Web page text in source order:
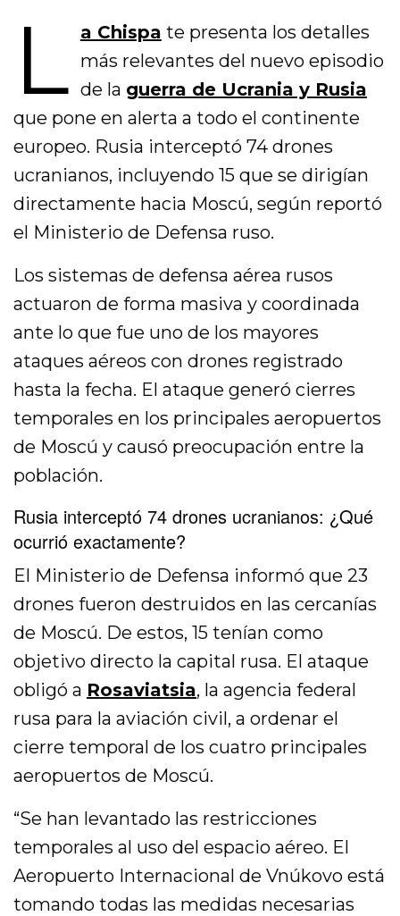
L a Chispa te presenta los detalles
más relevantes del nuevo episodio
de la guerra de Ucrania y Rusia
que pone en alerta a todo el continente
europeo. Rusia interceptó 74 drones
ucranianos, incluyendo 15 que se dirigían
directamente hacia Moscú, según reportó
el Ministerio de Defensa ruso.
Los sistemas de defensa aérea rusos
actuaron de forma masiva y coordinada
ante lo que fue uno de los mayores
ataques aéreos con drones registrado
hasta la fecha. El ataque generó cierres
temporales en los principales aeropuertos
de Moscú y causó preocupación entre la
población.
Rusia interceptó 74 drones ucranianos: ¿Qué
ocurrió exactamente?
El Ministerio de Defensa informó que 23
drones fueron destruidos en las cercanías
de Moscú. De estos, 15 tenían como
objetivo directo la capital rusa. El ataque
obligó a Rosaviatsia, la agencia federal
rusa para la aviación civil, a ordenar el
cierre temporal de los cuatro principales
aeropuertos de Moscú.
“Se han levantado las restricciones
temporales al uso del espacio aéreo. El
Aeropuerto Internacional de Vnúkovo está
tomando todas las medidas necesarias